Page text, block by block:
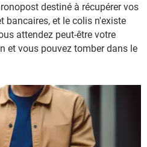
destiné à récupérer vos
bancaires, et le colis n'existe
attendez peut-être votre
et vous pouvez tomber dans le